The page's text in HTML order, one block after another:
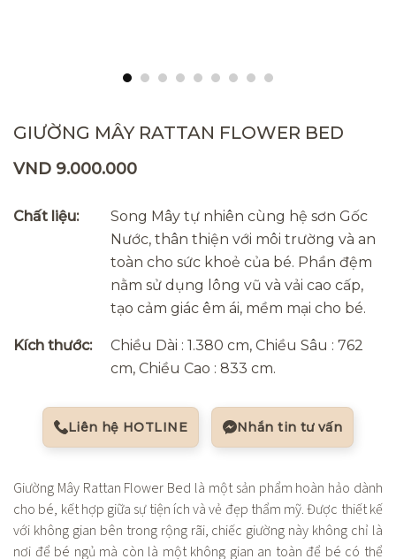
GIƯỜNG MÂY RATTAN FLOWER BED
VND 9.000.000
Chất liệu:
Song Mây tự nhiên cùng hệ sơn Gốc
Nước, thân thiện với môi trường và an
toàn cho sức khoẻ của bé. Phần đệm
nằm sử dụng lông vũ và vải cao cấp,
tạo cảm giác êm ái, mềm mại cho bé.
Kích thước:
Chiều Dài : 1.380 cm, Chiều Sâu : 762
cm, Chiều Cao : 833 cm.
Liên hệ HOTLINE Nhắn tin tư vấn
Giường Mây Rattan Flower Bed là một sản phẩm hoàn hảo dành
cho bé, kết hợp giữa sự tiện ích và vẻ đẹp thẩm mỹ. Được thiết kế
với không gian bên trong rộng rãi, chiếc giường này không chỉ là
nơi để bé ngủ mà còn là một không gian an toàn để bé có thể